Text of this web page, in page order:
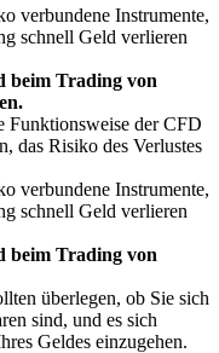
verbundene Instrumente,
schnell Geld verlieren
beim Trading von
Funktionsweise der CFD
das Risiko des Verlustes
verbundene Instrumente,
schnell Geld verlieren
beim Trading von
überlegen, ob Sie sich
sind, und es sich
Geldes einzugehen.